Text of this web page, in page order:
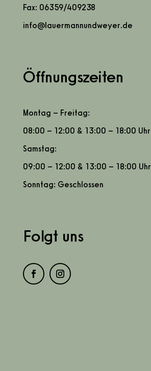
Fax: 06359/409238
info@lauermannundweyer.de
Öffnungszeiten
Montag – Freitag:
08:00 – 12:00 & 13:00 – 18:00 Uhr
Samstag:
09:00 – 12:00 & 13:00 – 18:00 Uhr
Sonntag: Geschlossen
Folgt uns